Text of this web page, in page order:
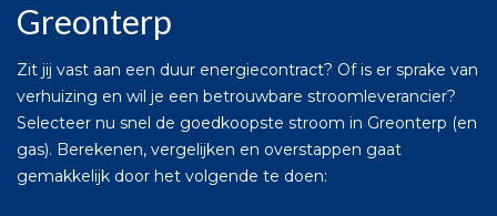
Greonterp
Zit jij vast aan een duur energiecontract? Of is er sprake van
verhuizing en wil je een betrouwbare stroomleverancier?
Selecteer nu snel de goedkoopste stroom in Greonterp (en
gas). Berekenen, vergelijken en overstappen gaat
gemakkelijk door het volgende te doen: